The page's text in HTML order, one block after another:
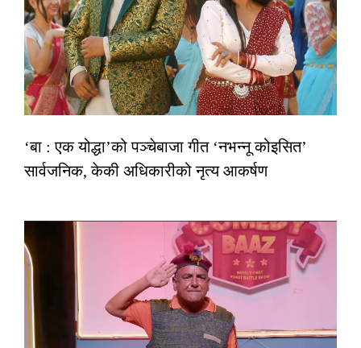
‘बा : एक योद्धा’को पञ्चेबाजा गीत ‘नभन्नू कोइसित’
सार्वजनिक, केकी अधिकारीको नृत्य आकर्षण